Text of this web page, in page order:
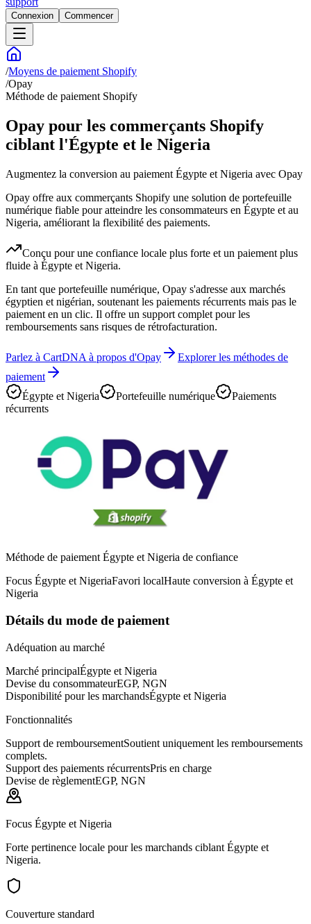
Connexion Commencer
/Moyens de paiement Shopify
/Opay
Méthode de paiement Shopify
Opay pour les commerçants Shopify
ciblant l'Égypte et le Nigeria
Augmentez la conversion au paiement Égypte et Nigeria avec Opay
Opay offre aux commerçants Shopify une solution de portefeuille
numérique fiable pour atteindre les consommateurs en Égypte et au
Nigeria, améliorant la flexibilité des paiements.
Conçu pour une confiance locale plus forte et un paiement plus
fluide à Égypte et Nigeria.
En tant que portefeuille numérique, Opay s'adresse aux marchés
égyptien et nigérian, soutenant les paiements récurrents mais pas le
paiement en un clic. Il offre un support complet pour les
remboursements sans risques de rétrofacturation.
Parlez à CartDNA à propos d'Opay
Explorer les méthodes de
paiement
Égypte et Nigeria
Portefeuille numérique
Paiements
récurrents
Méthode de paiement Égypte et Nigeria de confiance
Focus Égypte et NigeriaFavori localHaute conversion à Égypte et
Nigeria
Détails du mode de paiement
Adéquation au marché
Marché principalÉgypte et Nigeria
Devise du consommateurEGP, NGN
Disponibilité pour les marchandsÉgypte et Nigeria
Fonctionnalités
Support de remboursementSoutient uniquement les remboursements
complets.
Support des paiements récurrentsPris en charge
Devise de règlementEGP, NGN
Focus Égypte et Nigeria
Forte pertinence locale pour les marchands ciblant Égypte et
Nigeria.
Couverture standard